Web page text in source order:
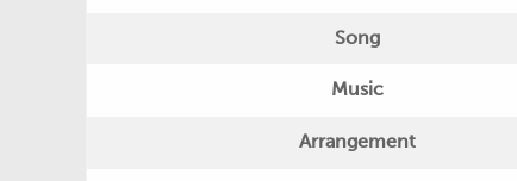
Song
Music
Arrangement